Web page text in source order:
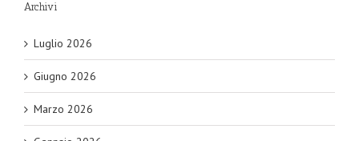
Archivi
Luglio 2026
Giugno 2026
Marzo 2026